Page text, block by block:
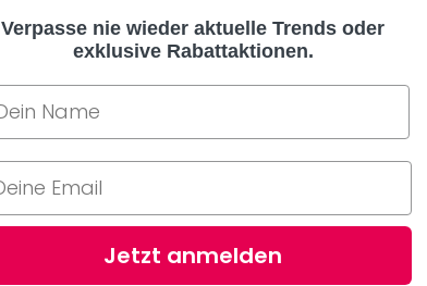
Verpasse nie wieder aktuelle Trends oder
exklusive Rabattaktionen.
Jetzt anmelden